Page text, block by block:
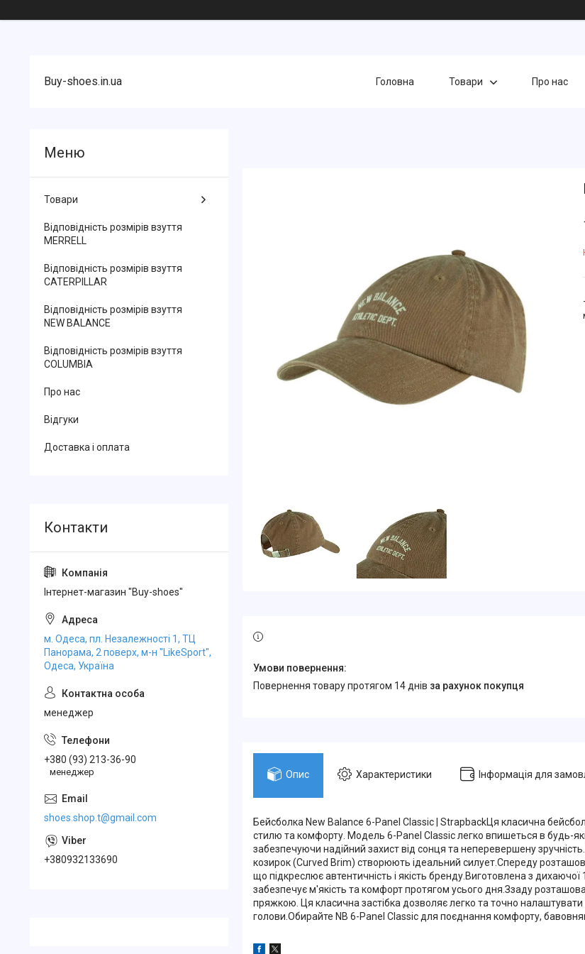
Buy-shoes.in.ua Головна Товари Про нас
повернення товару протягом 14 днів за рахунок покупця
Опис Характеристики Інформація для
Бейсболка New Balance 6-Panel Classic | StrapbackЦя класична
стилю та комфорту. Модель 6-Panel Classic легко впишеться в будь-
забезпечуючи надійний захист від сонця та неперевершену
козирок (Curved Brim) створюють ідеальний силует.Спереду
що підкреслює автентичність і якість бренду.Виготовлена з
забезпечує м'якість та комфорт протягом усього дня.Ззаду
пряжкою. Ця класична застібка дозволяє легко та точно налаштувати
голови.Обирайте NB 6-Panel Classic для поєднання комфорту,
Товари
Відповідність розмірів взуття
MERRELL
Відповідність розмірів взуття
CATERPILLAR
Відповідність розмірів взуття
NEW BALANCE
Відповідність розмірів взуття
COLUMBIA
Про нас
Відгуки
Доставка і оплата
Інтернет-магазин "Buy-shoes"
м. Одеса, пл. Незалежності 1, ТЦ
Панорама, 2 поверх, м-н "LikeSport",
Одеса, Україна
менеджер
+380 (93) 213-36-90
менеджер
shoes.shop.t@gmail.com
+380932133690